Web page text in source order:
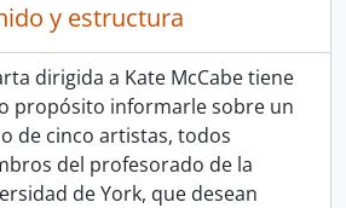
y estructura
dirigida a Kate McCabe tiene
propósito informarle sobre un
de cinco artistas, todos
del profesorado de la
de York, que desean